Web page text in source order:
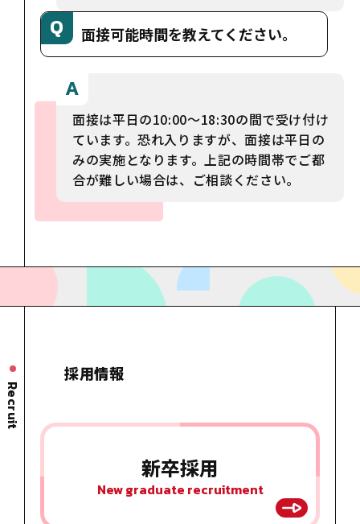
面接可能時間を教えてください。
面接は平日の10:00～18:30の間で受け付け
ています。恐れ入りますが、面接は平日の
みの実施となります。上記の時間帯でご都
合が難しい場合は、ご相談ください。
Recruit
採用情報
新卒採用
New graduate recruitment